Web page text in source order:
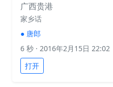
广西贵港
家乡话
● 唐郎
6 秒 · 2016年2月15日 22:02
打开